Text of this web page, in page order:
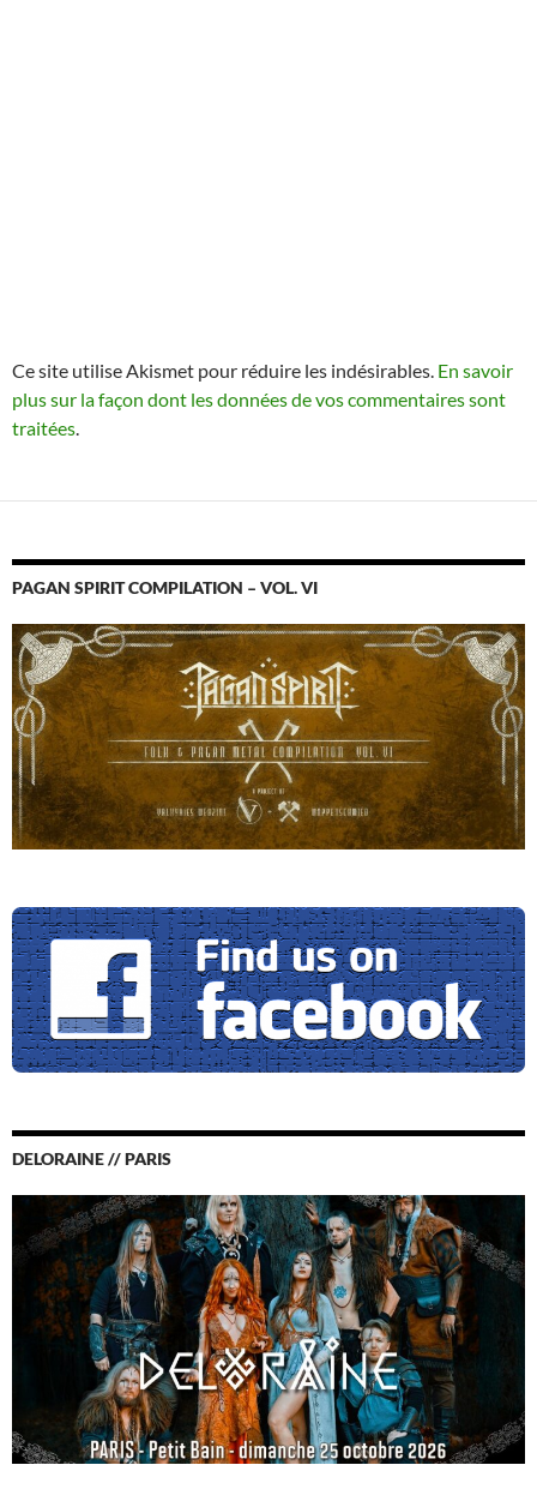
Ce site utilise Akismet pour réduire les indésirables. En savoir
plus sur la façon dont les données de vos commentaires sont
traitées.
PAGAN SPIRIT COMPILATION – VOL. VI
DELORAINE // PARIS